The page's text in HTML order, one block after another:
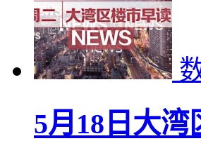
5月18日大